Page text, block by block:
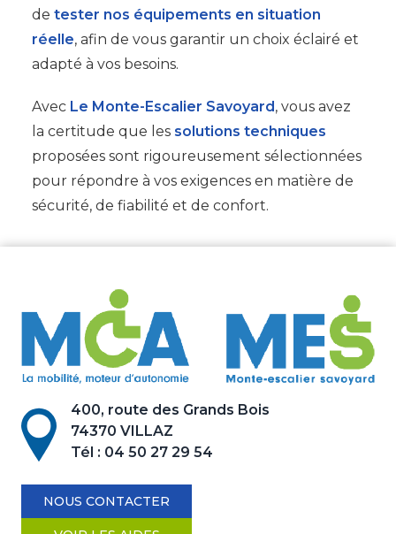
de tester nos équipements en situation
réelle, afin de vous garantir un choix éclairé et
adapté à vos besoins.
Avec Le Monte-Escalier Savoyard , vous avez
la certitude que les solutions techniques
proposées sont rigoureusement sélectionnées
pour répondre à vos exigences en matière de
sécurité, de fiabilité et de confort.
400, route des Grands Bois
74370 VILLAZ
Tél : 04 50 27 29 54
NOUS CONTACTER